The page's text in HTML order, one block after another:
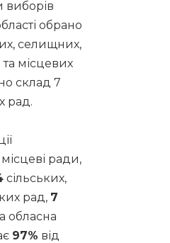
виборів
обрано
селищних,
місцевих
склад 7
рад.
місцеві ради,
сільських,
рад, 7
обласна
97% від